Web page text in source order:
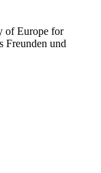
of Europe for
Freunden und